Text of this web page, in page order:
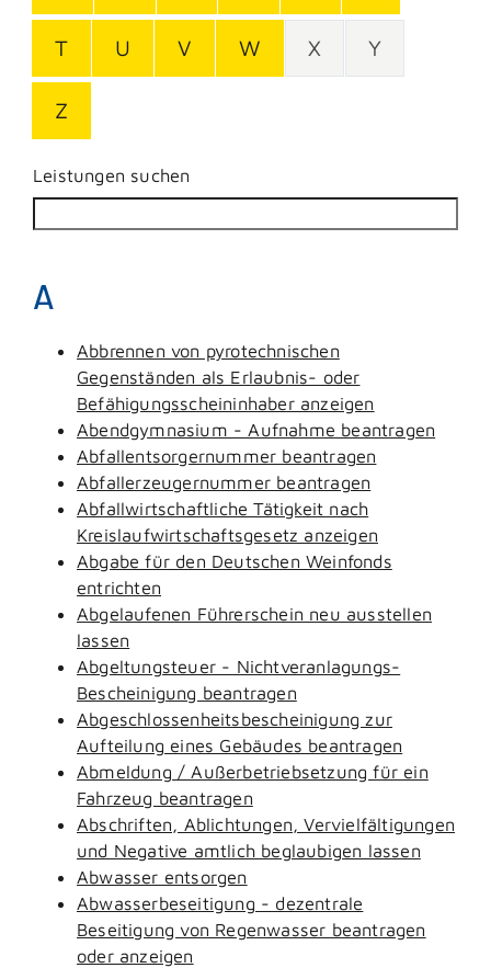
T U V W X Y
Z
Leistungen suchen
A
Abbrennen von pyrotechnischen
Gegenständen als Erlaubnis- oder
Befähigungsscheininhaber anzeigen
Abendgymnasium - Aufnahme beantragen
Abfallentsorgernummer beantragen
Abfallerzeugernummer beantragen
Abfallwirtschaftliche Tätigkeit nach
Kreislaufwirtschaftsgesetz anzeigen
Abgabe für den Deutschen Weinfonds
entrichten
Abgelaufenen Führerschein neu ausstellen
lassen
Abgeltungsteuer - Nichtveranlagungs-
Bescheinigung beantragen
Abgeschlossenheitsbescheinigung zur
Aufteilung eines Gebäudes beantragen
Abmeldung / Außerbetriebsetzung für ein
Fahrzeug beantragen
Abschriften, Ablichtungen, Vervielfältigungen
und Negative amtlich beglaubigen lassen
Abwasser entsorgen
Abwasserbeseitigung - dezentrale
Beseitigung von Regenwasser beantragen
oder anzeigen